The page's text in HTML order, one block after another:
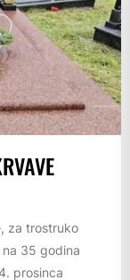
za trostruko
35 godina
prosinca